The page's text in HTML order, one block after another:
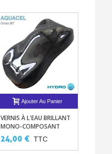
Ajouter Au Panier
VERNIS À L'EAU BRILLANT
MONO-COMPOSANT
AQUACEL 3200
24,00 € TTC